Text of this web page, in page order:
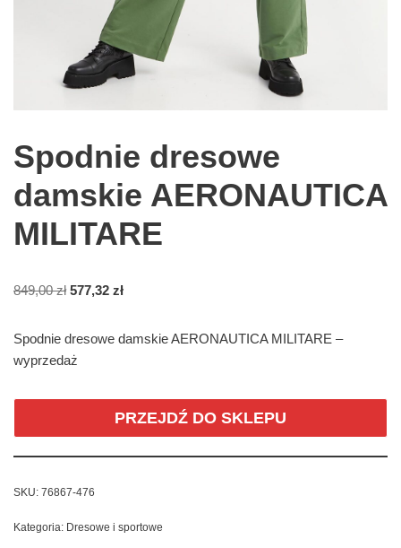
Spodnie dresowe
damskie AERONAUTICA
MILITARE
849,00zł 577,32 zł
Spodnie dresowe damskie AERONAUTICA MILITARE –
wyprzedaż
PRZEJDŹ DO SKLEPU
SKU: 76867-476
Kategoria: Dresowe i sportowe